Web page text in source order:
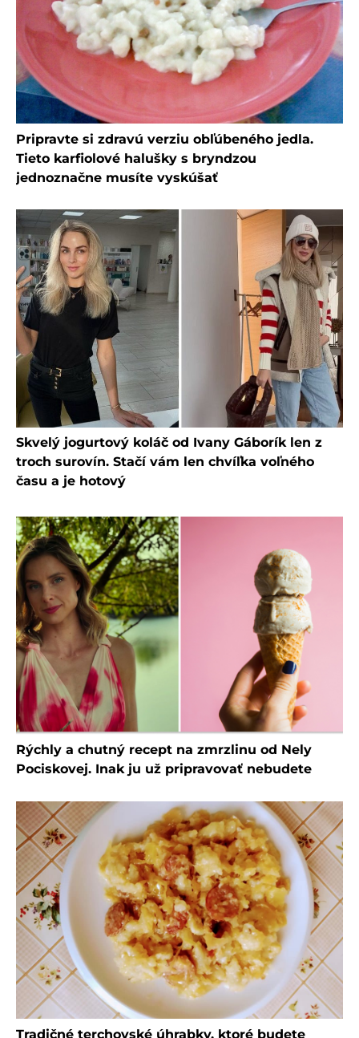
Pripravte si zdravú verziu obľúbeného jedla.
Tieto karfiolové halušky s bryndzou
jednoznačne musíte vyskúšať
Skvelý jogurtový koláč od Ivany Gáborík len z
troch surovín. Stačí vám len chvíľka voľného
času a je hotový
Rýchly a chutný recept na zmrzlinu od Nely
Pociskovej. Inak ju už pripravovať nebudete
Tradičné terchovské úhrabky, ktoré budete